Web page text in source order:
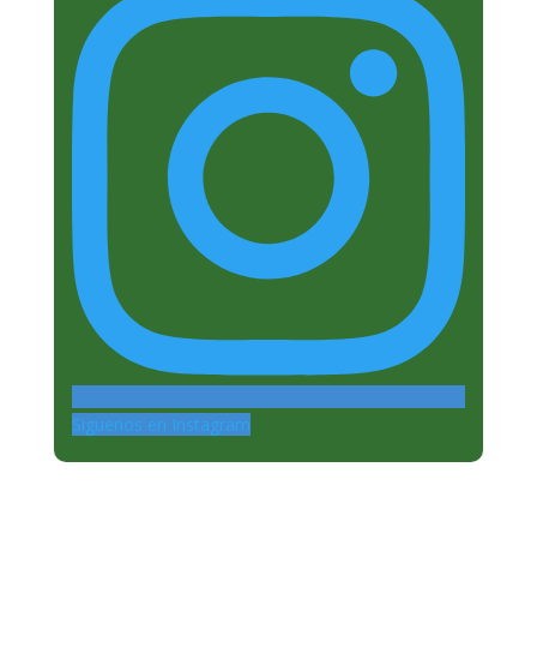
Siguenos en Instagram